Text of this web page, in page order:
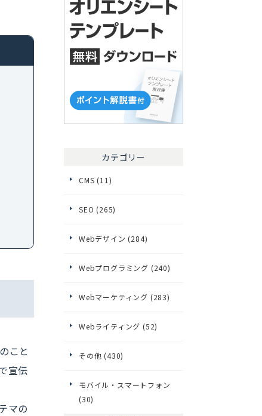
こと
宣伝
マの
カテゴリー
CMS (11)
SEO (265)
Webデザイン (284)
Webプログラミング (240)
Webマーケティング (283)
Webライティング (52)
その他 (430)
モバイル・スマートフォン
(30)